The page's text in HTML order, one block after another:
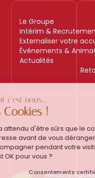
Le Groupe
Intérim &
Externaliser votre
Événements &
Actualités
Mentions légales